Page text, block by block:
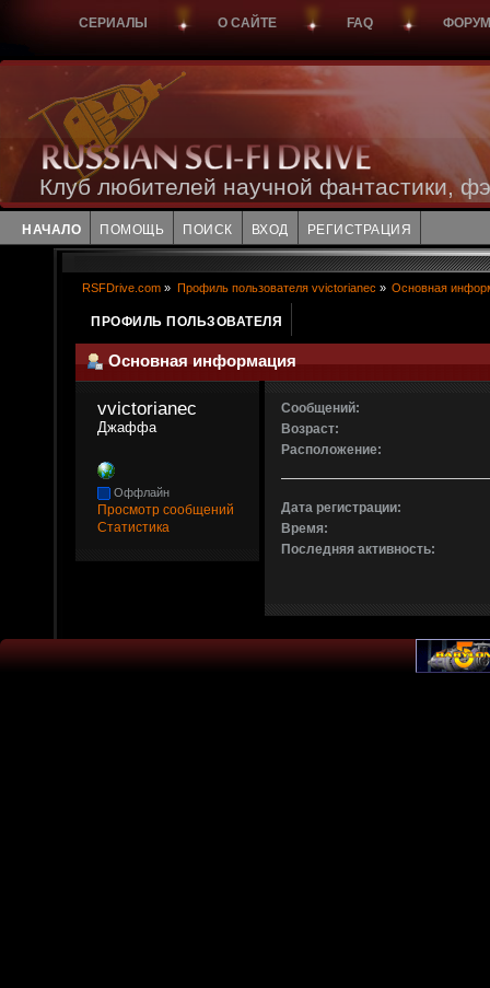
СЕРИАЛЫ О САЙТЕ FAQ ФОРУМ
Клуб любителей научной фантастики,
НАЧАЛО ПОМОЩЬ ПОИСК ВХОД РЕГИСТРАЦИЯ
RSFDrive.com » Профиль пользователя vvictorianec » Основная
ПРОФИЛЬ ПОЛЬЗОВАТЕЛЯ
Основная информация
vvictorianec
Джаффа
Оффлайн
Просмотр сообщений
Статистика
Сообщений:
Возраст:
Расположение:
Дата регистрации:
Время:
Последняя активность: